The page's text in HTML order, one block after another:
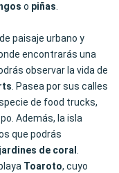
o piñas.
paisaje urbano y
encontrarás una
observar la vida de
. Pasea por sus calles
de food trucks,
Además, la isla
que podrás
de coral .
Toaroto, cuyo